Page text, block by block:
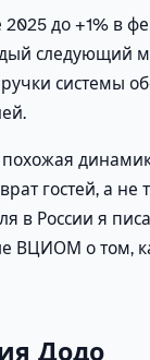
до +1% в
следующий
системы
гостей, а не
в России я
ВЦИОМ о том,
Додо